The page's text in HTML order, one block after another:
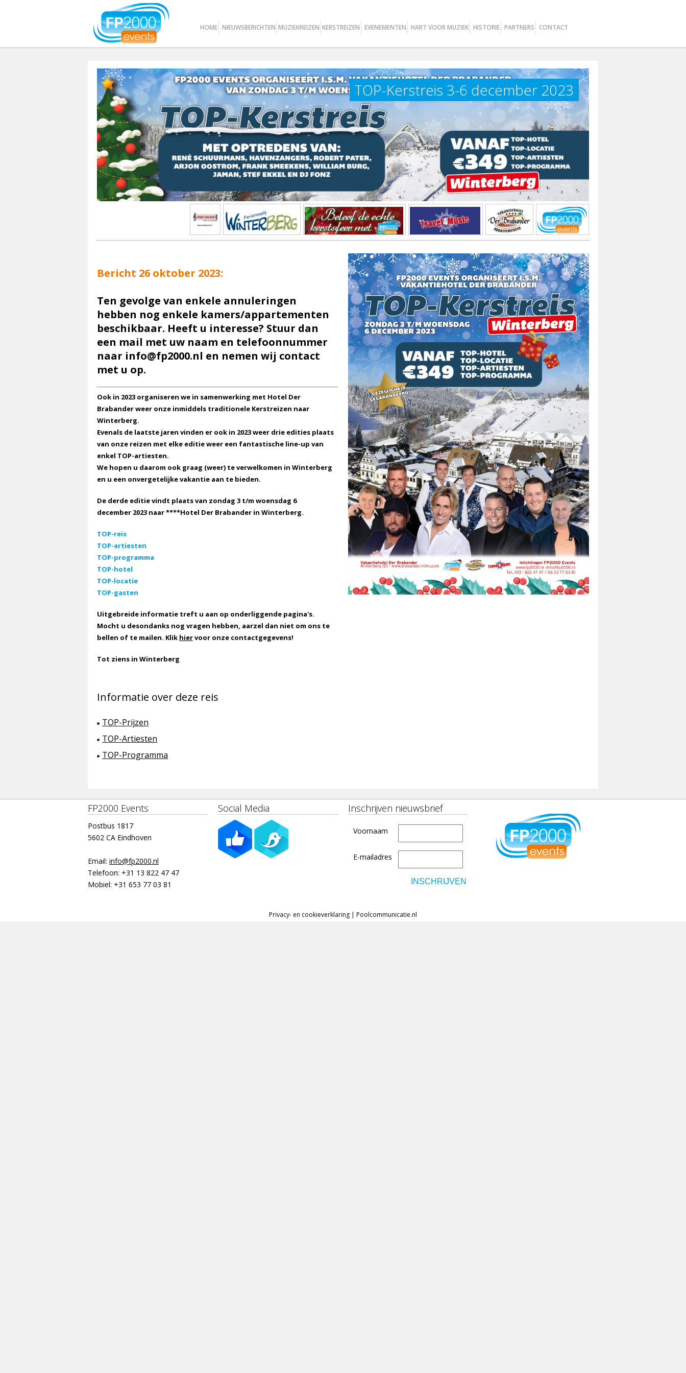
HOME NIEUWSBERICHTEN MUZIEKREIZEN KERSTREIZEN EVENEMENTEN HART VOOR MUZIEK HISTORIE PARTNERS CONTACT
TOP-Kerstreis 3-6 december 2023
Bericht 26 oktober 2023:
Ten gevolge van enkele annuleringen
hebben nog enkele kamers/appartementen
beschikbaar. Heeft u interesse? Stuur dan
een mail met uw naam en telefoonnummer
naar info@fp2000.nl en nemen wij contact
met u op.
Ook in 2023 organiseren we in samenwerking met Hotel Der
Brabander weer onze inmiddels traditionele Kerstreizen naar
Winterberg.
Evenals de laatste jaren vinden er ook in 2023 weer drie edities plaats
van onze reizen met elke editie weer een fantastische line-up van
enkel TOP-artiesten.
We hopen u daarom ook graag (weer) te verwelkomen in Winterberg
en u een onvergetelijke vakantie aan te bieden.
De derde editie vindt plaats van zondag 3 t/m woensdag 6
december 2023 naar ****Hotel Der Brabander in Winterberg.
TOP-reis
TOP-artiesten
TOP-programma
TOP-hotel
TOP-locatie
TOP-gasten
Uitgebreide informatie treft u aan op onderliggende pagina's.
Mocht u desondanks nog vragen hebben, aarzel dan niet om ons te
bellen of te mailen. Klik hiervoor onze contactgegevens!
Tot ziens in Winterberg
Informatie over deze reis
TOP-Prijzen
TOP-Artiesten
TOP-Programma
FP2000 Events
Postbus 1817
5602 CA Eindhoven
Email: info@fp2000.nl
Telefoon: +31 13 822 47 47
Mobiel: +31 653 77 03 81
Social Media Inschrijven nieuwsbrief
Voornaam
E-mailadres
Privacy- en cookieverklaring | Poolcommunicatie.nl